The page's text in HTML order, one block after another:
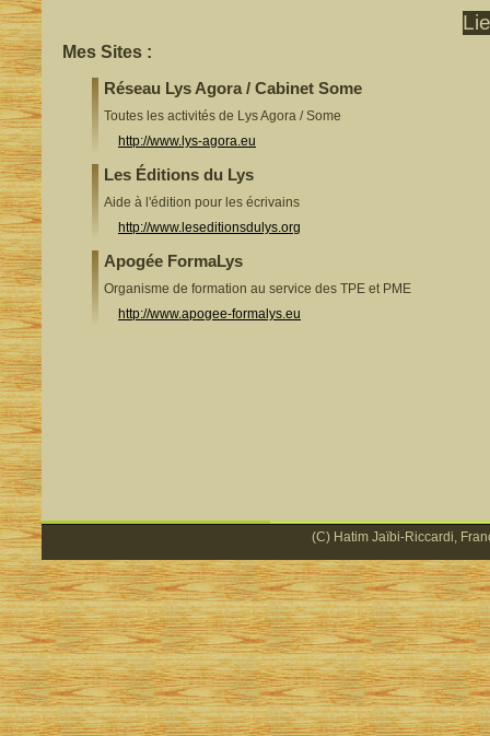
Mes Sites :
Réseau Lys Agora / Cabinet Some
Toutes les activités de Lys Agora / Some
http://www.lys-agora.eu
Les Éditions du Lys
Aide à l'édition pour les écrivains
http://www.leseditionsdulys.org
Apogée FormaLys
Organisme de formation au service des TPE et PME
http://www.apogee-formalys.eu
(C) Hatim Jaïbi-Riccardi,